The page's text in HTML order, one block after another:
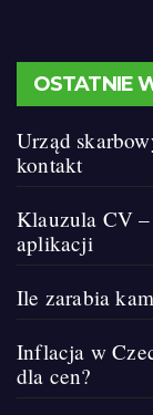
OSTATNIE
Urząd
kontakt
Klauzula CV
aplikacji
Ile zarabia
Inflacja w
dla cen?